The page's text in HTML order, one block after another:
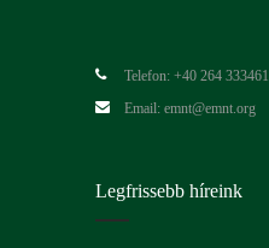
Telefon: +40 264 333461
Email: emnt@emnt.org
Legfrissebb híreink